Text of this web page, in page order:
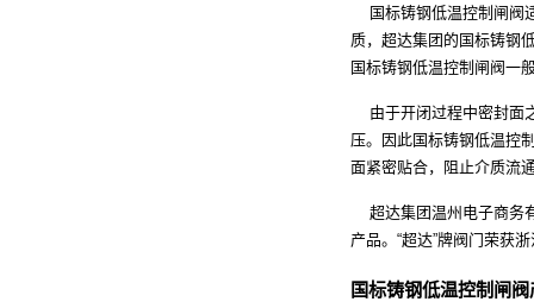
国标铸钢低温控制闸阀
质，超达集团的国标铸钢
国标铸钢低温控制闸阀一
由于开闭过程中密封面
压。因此国标铸钢低温控
面紧密贴合，阻止介质流
超达集团温州电子商务
产品。“超达”牌阀门荣获
国标铸钢低温控制闸